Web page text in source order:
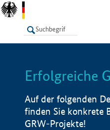
LISTE
Erfolgreiche
Auf der folgenden
finden Sie konkrete
GRW-Projekte!